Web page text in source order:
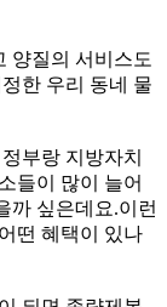
양질의 서비스도
한 우리 동네 물
부랑 지방자치
들이 많이 늘어
까 싶은데요.이런
떤 혜택이 있나